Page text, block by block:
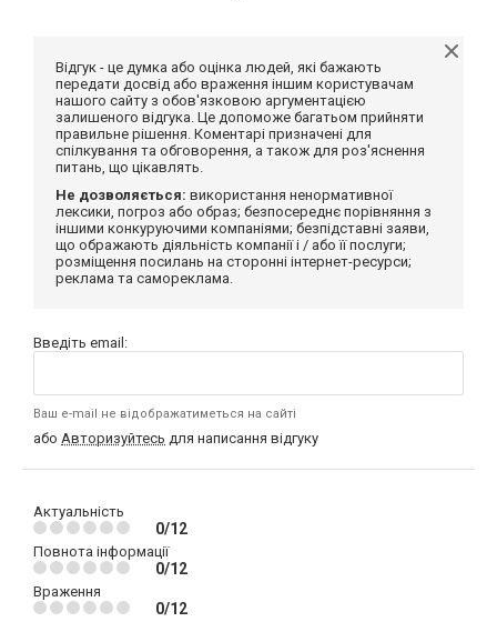
Відгук - це думка або оцінка людей, які бажають
передати досвід або враження іншим користувачам
нашого сайту з обов'язковою аргументацією
залишеного відгука. Це допоможе багатьом прийняти
правильне рішення. Коментарі призначені для
спілкування та обговорення, а також для роз'яснення
питань, що цікавлять.
Не дозволяється: використання ненормативної
лексики, погроз або образ; безпосереднє порівняння з
іншими конкуруючими компаніями; безпідставні заяви,
що ображають діяльність компанії і / або її послуги;
розміщення посилань на сторонні інтернет-ресурси;
реклама та самореклама.
Введіть email:
Ваш e-mail не відображатиметься на сайті
або Авторизуйтесь для написання відгуку
Актуальність
0/12
Повнота інформації
0/12
Враження
0/12